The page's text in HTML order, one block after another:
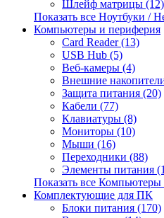
Шлейф матрицы (12)
Показать все Ноутбуки /
Компьютеры и периферия
Card Reader (13)
USB Hub (5)
Веб-камеры (4)
Внешние
Защита питания (20)
Кабели (77)
Клавиатуры (8)
Мониторы (10)
Мыши (16)
Переходники (88)
Элементы питания
Показать все
Комплектующие для ПК
Блоки питания (170)